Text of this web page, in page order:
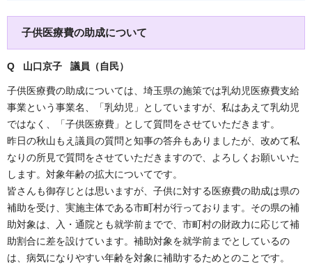
子供医療費の助成について
Q 山口京子 議員（自民）
子供医療費の助成については、埼玉県の施策では乳幼児医療費支給
事業という事業名、「乳幼児」としていますが、私はあえて乳幼児
ではなく、「子供医療費」として質問をさせていただきます。
昨日の秋山もえ議員の質問と知事の答弁もありましたが、改めて私
なりの所見で質問をさせていただきますので、よろしくお願いいた
します。対象年齢の拡大についてです。
皆さんも御存じとは思いますが、子供に対する医療費の助成は県の
補助を受け、実施主体である市町村が行っております。その県の補
助対象は、入・通院とも就学前までで、市町村の財政力に応じて補
助割合に差を設けています。補助対象を就学前までとしているの
は、病気になりやすい年齢を対象に補助するためとのことです。